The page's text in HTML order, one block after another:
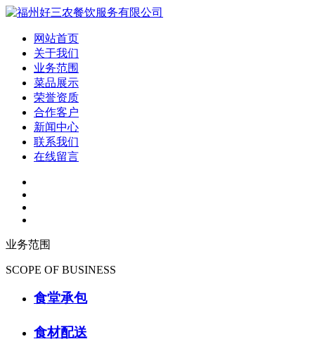
网站首页
关于我们
业务范围
菜品展示
荣誉资质
合作客户
新闻中心
联系我们
在线留言
业务范围
SCOPE OF BUSINESS
食堂承包
食材配送